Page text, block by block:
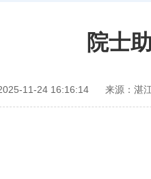
院士
11-24 16:16:14 来源：湛